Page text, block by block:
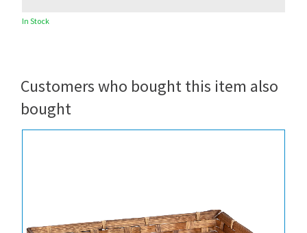
In Stock
Customers who bought this item also
bought